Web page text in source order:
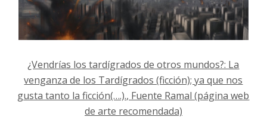
¿Vendrías los tardígrados de otros mundos?: La
venganza de los Tardígrados (ficción); ya que nos
gusta tanto la ficción(….)., Fuente Ramal (página web
de arte recomendada)